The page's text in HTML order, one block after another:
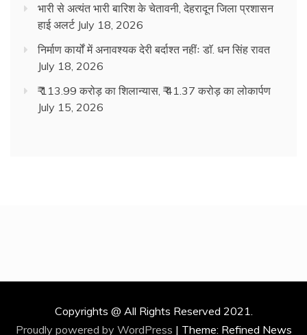
भारी से अत्यंत भारी बारिश के चेतावनी, देहरादून जिला प्रशासन
हाई अलर्ट July 18, 2026
निर्माण कार्यों में अनावश्यक देरी बर्दाश्त नहींः डाॅ. धन सिंह रावत
July 18, 2026
₹ 113.99 करोड़ का शिलान्यास, ₹ 41.37 करोड़ का लोकार्पण
July 15, 2026
Copyrights @ All Rights Reserved 2021.
Proudly powered by WordPress | Theme: Refined News